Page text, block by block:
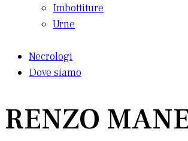
Imbottiture
Urne
Necrologi
Dove siamo
RENZO